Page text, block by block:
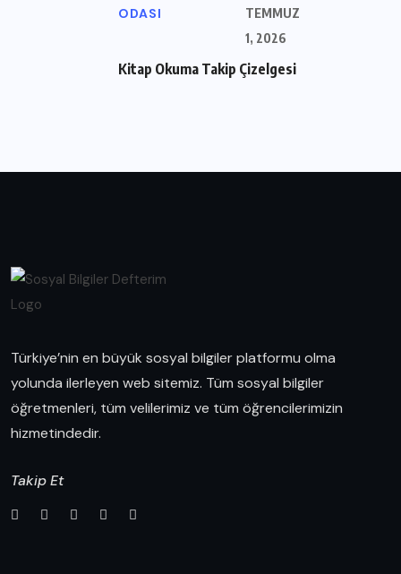
ODASI
TEMMUZ
1, 2026
Kitap Okuma Takip Çizelgesi
Türkiye’nin en büyük sosyal bilgiler platformu olma
yolunda ilerleyen web sitemiz. Tüm sosyal bilgiler
öğretmenleri, tüm velilerimiz ve tüm öğrencilerimizin
hizmetindedir.
Takip Et